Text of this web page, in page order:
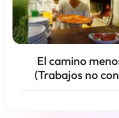
El camino
(Trabajos no